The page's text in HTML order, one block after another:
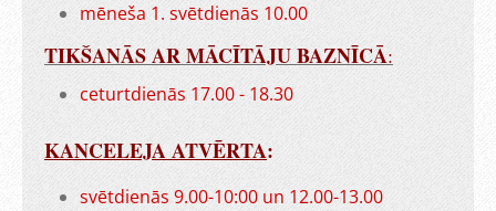
mēneša 1. svētdienās 10.00
TIKŠANĀS AR MĀCĪTĀJU BAZNĪCĀ:
ceturtdienās 17.00 - 18.30
KANCELEJA ATVĒRTA:
svētdienās 9.00-10:00 un 12.00-13.00